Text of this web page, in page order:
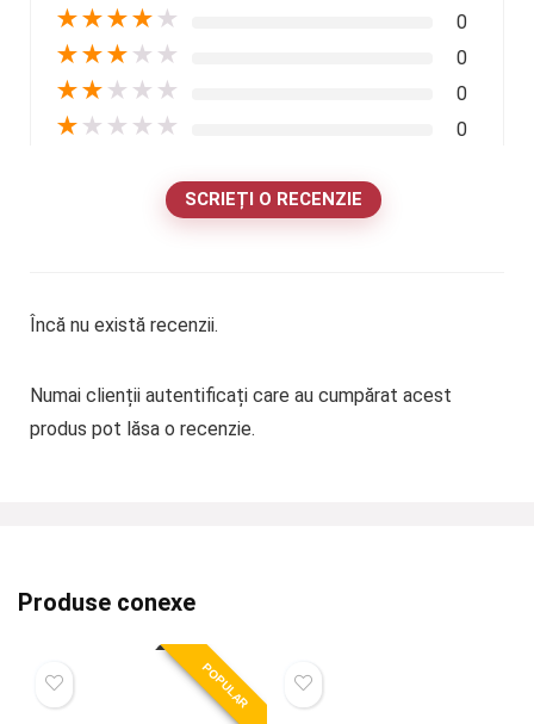
★★★★ ★ 0
★★★ ★ ★ 0
★★ ★ ★ ★ 0
★ ★ ★ ★ ★ 0
SCRIEȚI O RECENZIE
Încă nu există recenzii.
Numai clienții autentificați care au cumpărat acest
produs pot lăsa o recenzie.
Produse conexe
POPULAR